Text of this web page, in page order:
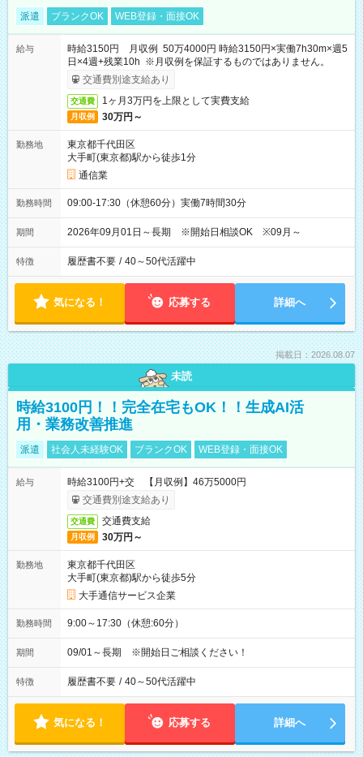
派遣 ブランクOK WEB登録・面接OK
給与
時給3150円 月収例 50万4000円 時給3150円×実働7h30m×週5
日×4週+残業10h ※月収例を保証するものではありません。
交通費別途支給あり
交通費 1ヶ月3万円を上限として実費支給
月収例 30万円～
勤務地
東京都千代田区
大手町(東京都)駅から徒歩1分
通信業
勤務時間 09:00-17:30（休憩60分）実働7時間30分
期間 2026年09月01日～長期 ※開始日相談OK ※09月～
特徴 履歴書不要 / 40～50代活躍中
気になる！ 応募する 詳細へ
掲載日：2026.08.07
未読
時給3100円！！完全在宅もOK！！生成AI活
用・業務改善推進
派遣 社会人未経験OK ブランクOK WEB登録・面接OK
給与
時給3100円+交 【月収例】46万5000円
交通費別途支給あり
交通費 交通費支給
月収例 30万円～
勤務地
東京都千代田区
大手町(東京都)駅から徒歩5分
大手通信サービス企業
勤務時間 9:00～17:30（休憩:60分）
期間 09/01～長期 ※開始日ご相談ください！
特徴 履歴書不要 / 40～50代活躍中
気になる！ 応募する 詳細へ